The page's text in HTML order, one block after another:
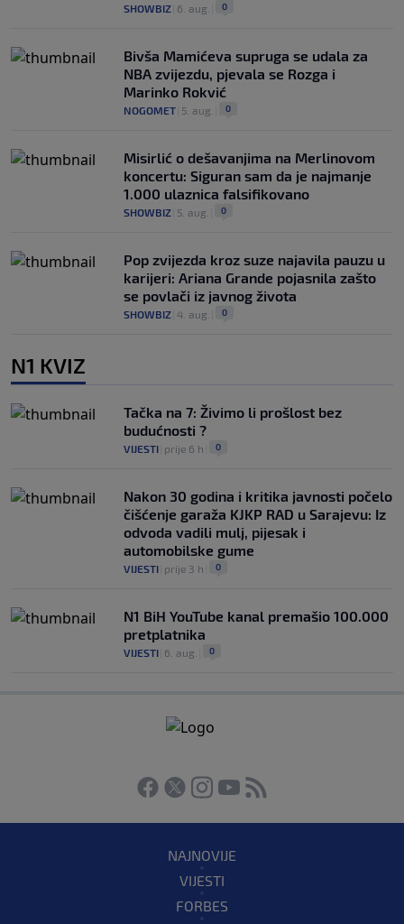
SHOWBIZ 6. aug. 0
Bivša Mamićeva supruga se udala za
NBA zvijezdu, pjevala se Rozga i
Marinko Rokvić
NOGOMET 5. aug. 0
Misirlić o dešavanjima na Merlinovom
koncertu: Siguran sam da je najmanje
1.000 ulaznica falsifikovano
SHOWBIZ 5. aug. 0
Pop zvijezda kroz suze najavila pauzu u
karijeri: Ariana Grande pojasnila zašto
se povlači iz javnog života
SHOWBIZ 4. aug. 0
N1 KVIZ
Tačka na 7: Živimo li prošlost bez
budućnosti ?
VIJESTI prije 6 h 0
Nakon 30 godina i kritika javnosti počelo
čišćenje garaža KJKP RAD u Sarajevu: Iz
odvoda vadili mulj, pijesak i
automobilske gume
VIJESTI prije 3 h 0
N1 BiH YouTube kanal premašio 100.000
pretplatnika
VIJESTI 6. aug. 0
NAJNOVIJE
VIJESTI
FORBES